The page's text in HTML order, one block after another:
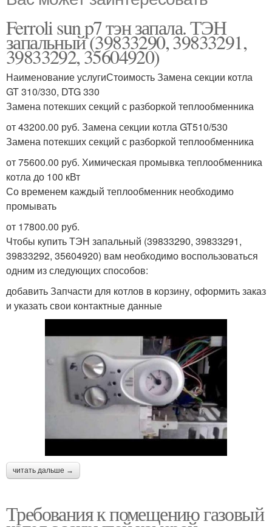
Ferroli sun p7 тэн запала. ТЭН
запальный (39833290, 39833291,
39833292, 35604920)
Наименование услугиСтоимость Замена секции котла
GT 310/330, DTG 330
Замена потекших секций с разборкой теплообменника
от 43200.00 руб. Замена секции котла GT510/530
Замена потекших секций с разборкой теплообменника
от 75600.00 руб. Химическая промывка теплообменника
котла до 100 кВт
Со временем каждый теплообменник необходимо
промывать
от 17800.00 руб.
Чтобы купить ТЭН запальный (39833290, 39833291,
39833292, 35604920) вам необходимо воспользоваться
одним из следующих способов:
добавить Запчасти для котлов в корзину, оформить заказ
и указать свои контактные данные
читать дальше →
Требования к помещению газовый